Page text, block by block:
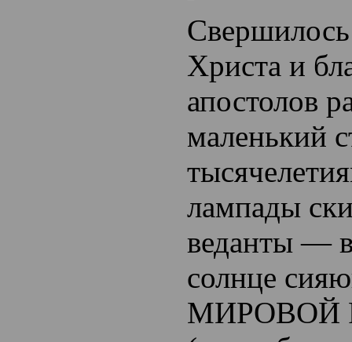
Христа и
апостолов
маленький
лампады
веданты —
солнце
МИРОВОЙ